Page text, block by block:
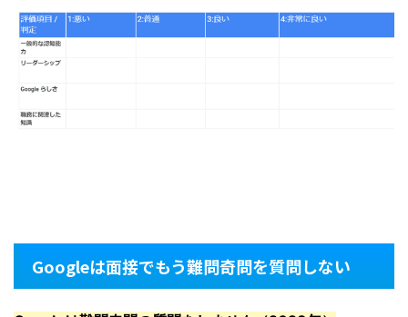
Googleは面接でもう難問奇問を質問しない